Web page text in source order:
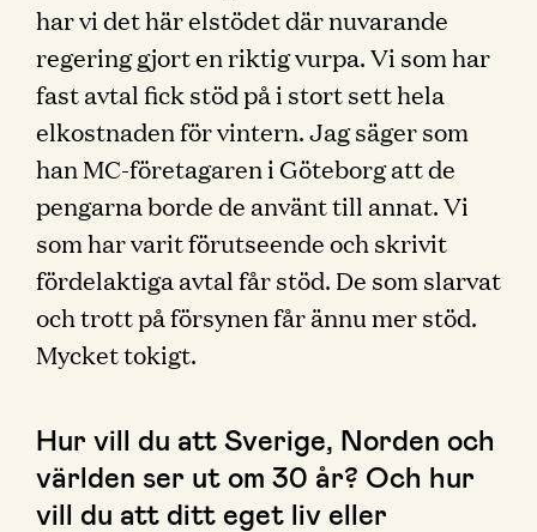
har vi det här elstödet där nuvarande
regering gjort en riktig vurpa. Vi som har
fast avtal fick stöd på i stort sett hela
elkostnaden för vintern. Jag säger som
han MC-företagaren i Göteborg att de
pengarna borde de använt till annat. Vi
som har varit förutseende och skrivit
fördelaktiga avtal får stöd. De som slarvat
och trott på försynen får ännu mer stöd.
Mycket tokigt.
Hur vill du att Sverige, Norden och
världen ser ut om 30 år? Och hur
vill du att ditt eget liv eller